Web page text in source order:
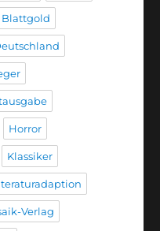
Blattgold
Horror
Klassiker
Verlag